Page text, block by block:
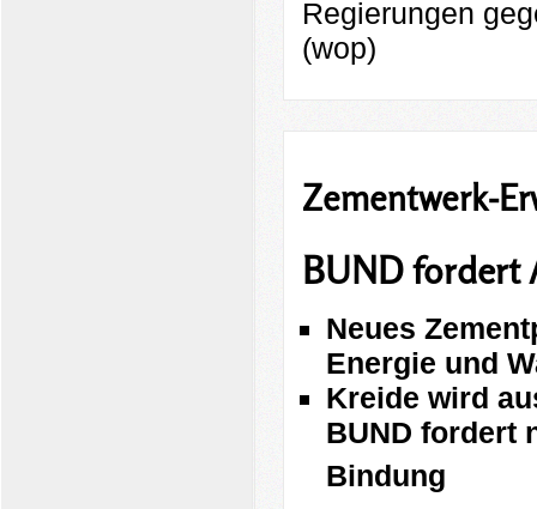
Regierungen
(wop)
Zementwerk-
BUND fordert
Neues
Energie und
Kreide wird
BUND fordert
Bindung